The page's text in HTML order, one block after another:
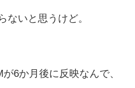
ないと思うけど。
6か月後に反映なんで、